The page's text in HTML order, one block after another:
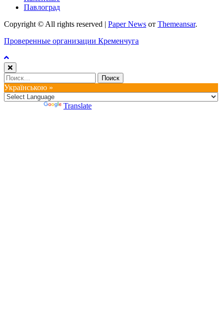
Павлоград
Copyright © All rights reserved | Paper News от Themeansar.
Проверенные организации Кременчуга
Найти:
Українською »
Translate